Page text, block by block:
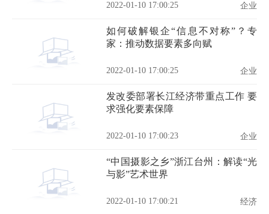
2022-01-10 17:00:25 企业
如何破解银企“信息不对称”？专
家：推动数据要素多向赋
2022-01-10 17:00:25 企业
发改委部署长江经济带重点工作 要
求强化要素保障
2022-01-10 17:00:23 企业
“中国摄影之乡”浙江台州：解读“光
与影”艺术世界
2022-01-10 17:00:21 经济